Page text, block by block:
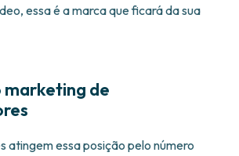
essa é a marca que ficará da sua
de
atingem essa posição pelo número